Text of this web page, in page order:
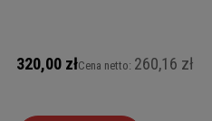
320,00 złCena netto: 260,16 zł